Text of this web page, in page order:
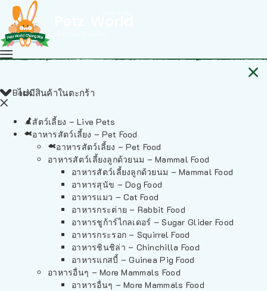
ไม่มีสินค้าในตะกร้า
Back
สัตว์เลี้ยง – Live Pets
อาหารสัตว์เลี้ยง – Pet Food
อาหารสัตว์เลี้ยง – Pet Food
อาหารสัตว์เลี้ยงลูกด้วยนม – Mammal Food
อาหารสัตว์เลี้ยงลูกด้วยนม – Mammal Food
อาหารสุนัข – Dog Food
อาหารแมว – Cat Food
อาหารกระต่าย – Rabbit Food
อาหารชูก้าร์ไกลเดอร์ – Sugar Glider Food
อาหารกระรอก – Squirrel Food
อาหารชินชิล่า – Chinchilla Food
อาหารแกสบี้ – Guinea Pig Food
อาหารอื่นๆ – More Mammals Food
อาหารอื่นๆ – More Mammals Food